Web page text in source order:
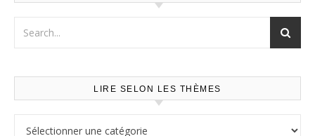
LIRE SELON LES THÈMES